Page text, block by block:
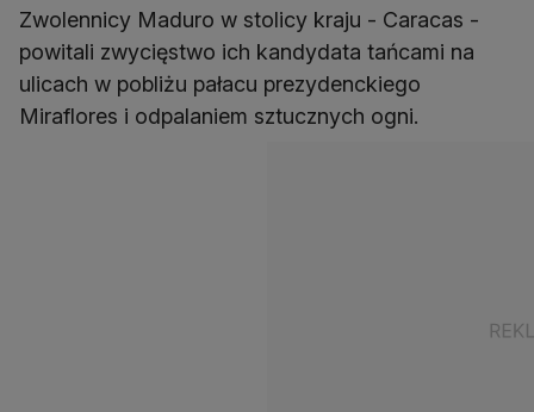
Zwolennicy Maduro w stolicy kraju - Caracas -
powitali zwycięstwo ich kandydata tańcami na
ulicach w pobliżu pałacu prezydenckiego
Miraflores i odpalaniem sztucznych ogni.